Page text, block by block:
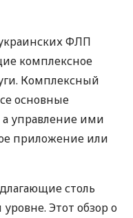
ФЛП
комплексное
Комплексный
основные
управление ими
приложение или
столь
Этот обзор о